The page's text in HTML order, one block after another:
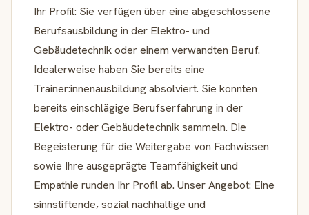
Ihr Profil: Sie verfügen über eine abgeschlossene
Berufsausbildung in der Elektro- und
Gebäudetechnik oder einem verwandten Beruf.
Idealerweise haben Sie bereits eine
Trainer:innenausbildung absolviert. Sie konnten
bereits einschlägige Berufserfahrung in der
Elektro- oder Gebäudetechnik sammeln. Die
Begeisterung für die Weitergabe von Fachwissen
sowie Ihre ausgeprägte Teamfähigkeit und
Empathie runden Ihr Profil ab. Unser Angebot: Eine
sinnstiftende, sozial nachhaltige und